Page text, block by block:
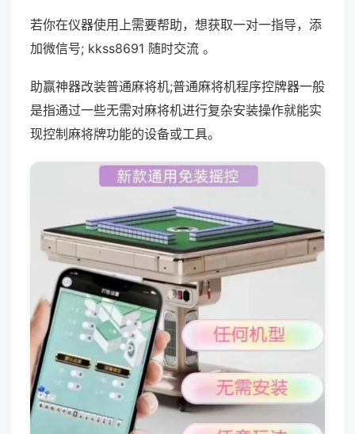
若你在仪器使用上需要帮助，想获取一对一指导，添
加微信号; kkss8691 随时交流 。
助赢神器改装普通麻将机;普通麻将机程序控牌器一般
是指通过一些无需对麻将机进行复杂安装操作就能实
现控制麻将牌功能的设备或工具。